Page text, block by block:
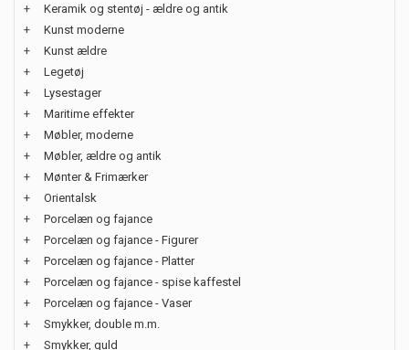
+
Keramik og stentøj - ældre og antik
+
Kunst moderne
+
Kunst ældre
+
Legetøj
+
Lysestager
+
Maritime effekter
+
Møbler, moderne
+
Møbler, ældre og antik
+
Mønter & Frimærker
+
Orientalsk
+
Porcelæn og fajance
+
Porcelæn og fajance - Figurer
+
Porcelæn og fajance - Platter
+
Porcelæn og fajance - spise kaffestel
+
Porcelæn og fajance - Vaser
+
Smykker, double m.m.
+
Smykker, guld